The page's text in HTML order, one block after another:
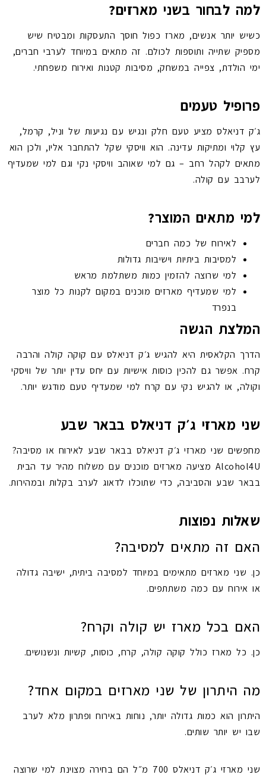
למה לבחור בשני מארזים?
כשיש יותר אנשים, מארז כפול חוסך התעסקות ומבטיח שיש
מספיק שתייה ותוספות לכולם. זה מתאים במיוחד לערבי חברים,
ימי הולדת, צפייה במשחק, מסיבות קטנות ואירוח משפחתי.
פרופיל טעמים
ג׳ק דניאלס מציע טעם חלק ונגיש עם נגיעות של וניל, קרמל,
עץ קלוי ומתיקות עדינה. הוא וויסקי שקל להתחבר אליו, ולכן הוא
מתאים לקהל רחב – גם למי שאוהב וויסקי נקי וגם למי שמעדיף
לערבב עם קולה.
למי מתאים המוצר?
לאירוח של כמה חברים
למסיבות ביתיות וישיבות גדולות
למי שרוצה להזמין כמות משתלמת מראש
למי שמעדיף מארזים מוכנים במקום לקנות כל מוצר
בנפרד
המלצת הגשה
הדרך הקלאסית היא להגיש ג׳ק דניאלס עם קוקה קולה והרבה
קרח. אפשר גם להכין כוסות אישיות עם יחס עדין יותר של וויסקי
וקולה, או להגיש נקי עם קרח למי שמעדיף טעם מודגש יותר.
שני מארזי ג׳ק דניאלס בבאר שבע
מחפשים שני מארזי ג׳ק דניאלס בבאר שבע לאירוח או מסיבה?
Alcohol4U מציעה מארזים מוכנים עם משלוח מהיר עד הבית
בבאר שבע והסביבה, כדי שתוכלו לדאוג לערב בקלות ובמהירות.
שאלות נפוצות
האם זה מתאים למסיבה?
כן. שני מארזים מתאימים במיוחד למסיבה ביתית, ישיבה גדולה
או אירוח עם כמה משתתפים.
האם בכל מארז יש קולה וקרח?
כן. כל מארז כולל קוקה קולה, קרח, כוסות, קשיות ונשנושים.
מה היתרון של שני מארזים במקום אחד?
היתרון הוא כמות גדולה יותר, נוחות באירוח ופתרון מלא לערב
שבו יש יותר שותים.
שני מארזי ג׳ק דניאלס 700 מ״ל הם בחירה מצוינת למי שרוצה